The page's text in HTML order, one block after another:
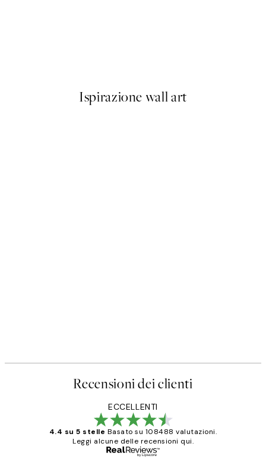
Ispirazione wall art
Recensioni dei clienti
ECCELLENTI
4.4 su 5 stelle Basato su 108488 valutazioni.
Leggi alcune delle recensioni qui.